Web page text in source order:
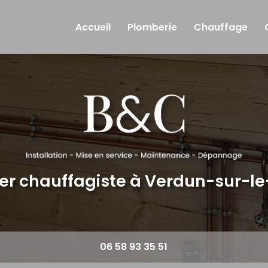
Accueil
Plomberie Chauffage
chauffagiste à Verdun-sur-
06 58 93 35 51